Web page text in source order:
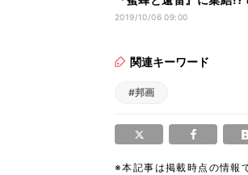
初対談
2019/10/06 09:00
関連キーワード
#邦画
※本記事は掲載時点の情報